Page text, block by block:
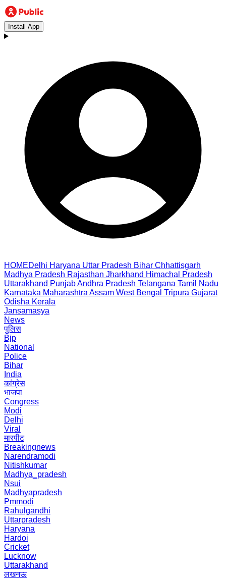
Install App
HOMEDelhi Haryana Uttar Pradesh Bihar Chhattisgarh
Madhya Pradesh Rajasthan Jharkhand Himachal Pradesh
Uttarakhand PunjabAndhra Pradesh Telangana Tamil Nadu
Karnataka Maharashtra Assam West Bengal Tripura Gujarat
Odisha Kerala
Jansamasya
News
पुलिस
Bjp
National
Police
Bihar
India
कांग्रेस
भाजपा
Congress
Modi
Delhi
Viral
मारपीट
Breakingnews
Narendramodi
Nitishkumar
Madhya_pradesh
Nsui
Madhyapradesh
Pmmodi
Rahulgandhi
Uttarpradesh
Haryana
Hardoi
Cricket
Lucknow
Uttarakhand
लखनऊ